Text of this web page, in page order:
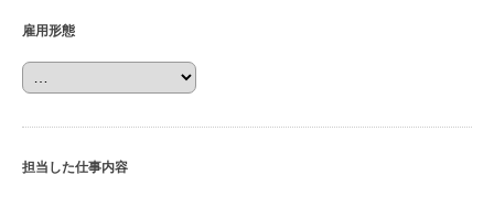
雇用形態
担当した仕事内容